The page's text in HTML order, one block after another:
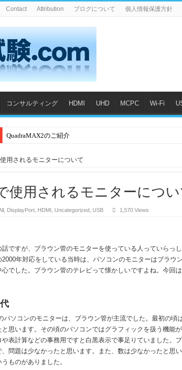
Contact Attribution ブログについて 個人情報保護方針
コンサルティング HDMI UHD MCPC Wi-Fi
QuadraMAX2のご紹介
HDR10+ ADVANCED登場 ― 何が変わった？
オシロスコープのCSV波形Fileはなぜ大きい? CSV波形File
USB-IFのIEC 62680規格適合性プログラムについて（詳細解
USB PD対応のDUTが認証取得する場合のUSB PD Revision
用されるモニターについて
使用されるモニターについ
, DisplayPort, HDMI Uncategorized, USB 1,570 Views
ですが、ブラウン管のモニターを使っている人っていらっ
年対応をしている当時は、パソコンのモニターはブラウ
心でした。ブラウン管のテレビって懐かしいですよね。今回
パソコンのモニターは、ブラウン管が主流でした。最初の頃
思います。その頃のパソコンではグラフィックを扱う機能
表計算などの事務用ですと白黒表示で事足りていました。
問題は少なかったと思います。また、数は少なかったと思
ものがありました。